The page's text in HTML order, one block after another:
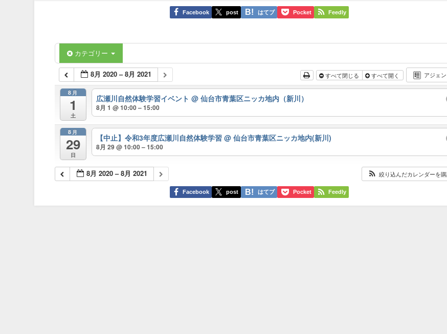
Facebook post はてブ Pocket Feedly
カテゴリー
アジェ
8月 2020 – 8月 2021 すべて閉じる すべて開く
8月
1
土
広瀬川自然体験学習イベント @ 仙台市青葉区ニッカ地内（新川）
8月 1 @ 10:00 – 15:00
8月
29
日
【中止】令和3年度広瀬川自然体験学習 @ 仙台市青葉区ニッカ地内(新川)
8月 29 @ 10:00 – 15:00
8月 2020 – 8月 2021 絞り込んだカレンダーを
Facebook post はてブ Pocket Feedly